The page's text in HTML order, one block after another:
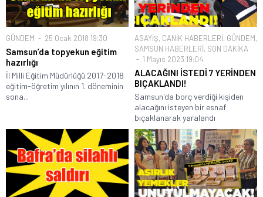
GÜNDEM 25 Ocak 2018 19:30
Samsun’da topyekun eğitim
hazırlığı
İl Milli Eğitim Müdürlüğü 2017-2018
eğitim-öğretim yılının 1. döneminin
sona...
ASAYİŞ, CANİK HABERLERİ, GÜNDEM,
SAMSUN HABERLERİ, SON DAKİKA
1 Mayıs 2023 19:04
ALACAĞINI İSTEDİ 7 YERİNDEN
BIÇAKLANDI!
Samsun'da borç verdiği kişiden
alacağını isteyen bir esnaf
bıçaklanarak yaralandı